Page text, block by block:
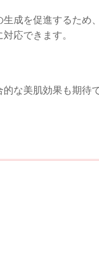
成を促進するため
応できます。
な美肌効果も期待